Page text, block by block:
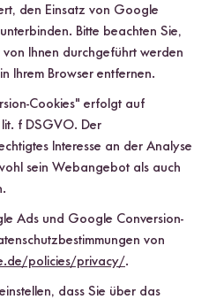
den Einsatz von Google
Bitte beachten Sie,
Ihnen durchgeführt werden
Ihrem Browser entfernen.
Cookies" erfolgt auf
f DSGVO. Der
Interesse an der Analyse
sein Webangebot als auch
Ads und Google Conversion-
von
policies/privacy/.
dass Sie über das